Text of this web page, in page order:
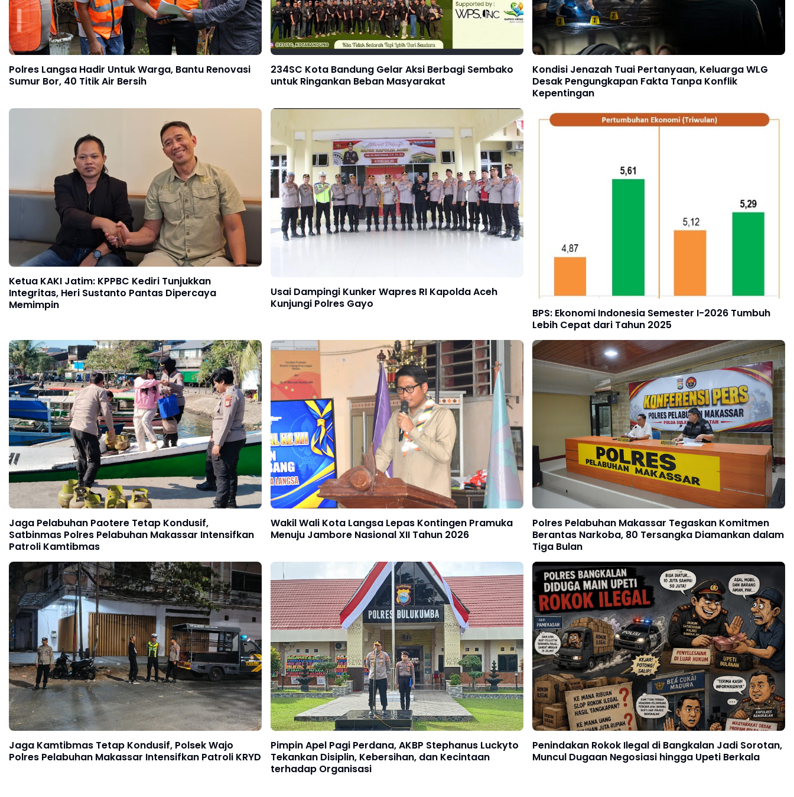
Polres Langsa Hadir Untuk Warga, Bantu Renovasi
Sumur Bor, 40 Titik Air Bersih
234SC Kota Bandung Gelar Aksi Berbagi Sembako
untuk Ringankan Beban Masyarakat
Kondisi Jenazah Tuai Pertanyaan, Keluarga WLG
Desak Pengungkapan Fakta Tanpa Konflik
Kepentingan
Ketua KAKI Jatim: KPPBC Kediri Tunjukkan
Integritas, Heri Sustanto Pantas Dipercaya
Memimpin
Usai Dampingi Kunker Wapres RI Kapolda Aceh
Kunjungi Polres Gayo
BPS: Ekonomi Indonesia Semester I-2026 Tumbuh
Lebih Cepat dari Tahun 2025
Jaga Pelabuhan Paotere Tetap Kondusif,
Satbinmas Polres Pelabuhan Makassar Intensifkan
Patroli Kamtibmas
Wakil Wali Kota Langsa Lepas Kontingen Pramuka
Menuju Jambore Nasional XII Tahun 2026
Polres Pelabuhan Makassar Tegaskan Komitmen
Berantas Narkoba, 80 Tersangka Diamankan dalam
Tiga Bulan
Jaga Kamtibmas Tetap Kondusif, Polsek Wajo
Polres Pelabuhan Makassar Intensifkan Patroli KRYD
Pimpin Apel Pagi Perdana, AKBP Stephanus Luckyto
Tekankan Disiplin, Kebersihan, dan Kecintaan
terhadap Organisasi
Penindakan Rokok Ilegal di Bangkalan Jadi Sorotan,
Muncul Dugaan Negosiasi hingga Upeti Berkala